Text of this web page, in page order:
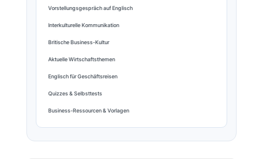
Vorstellungsgespräch auf Englisch
Interkulturelle Kommunikation
Britische Business-Kultur
Aktuelle Wirtschaftsthemen
Englisch für Geschäftsreisen
Quizzes & Selbsttests
Business-Ressourcen & Vorlagen